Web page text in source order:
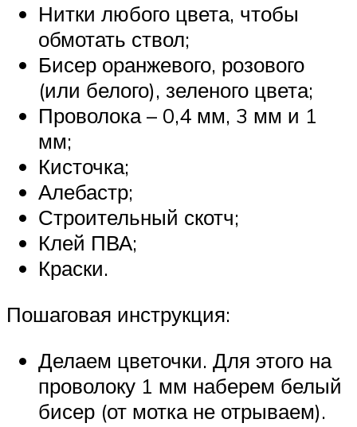
Нитки любого цвета, чтобы
обмотать ствол;
Бисер оранжевого, розового
(или белого), зеленого цвета;
Проволока – 0,4 мм, 3 мм и 1
мм;
Кисточка;
Алебастр;
Строительный скотч;
Клей ПВА;
Краски.
Пошаговая инструкция:
Делаем цветочки. Для этого на
проволоку 1 мм наберем белый
бисер (от мотка не отрываем).